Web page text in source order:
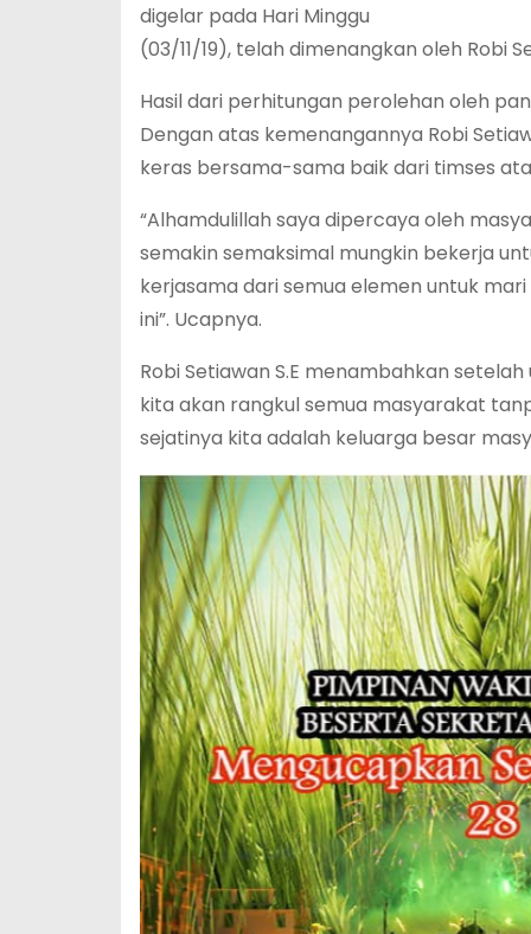
digelar pada Hari Minggu
(03/11/19), telah dimenangkan oleh Robi
Hasil dari perhitungan perolehan oleh
Dengan atas kemenangannya Robi
keras bersama-sama baik dari timses
“Alhamdulillah saya dipercaya oleh
semakin semaksimal mungkin bekerja
kerjasama dari semua elemen untuk
ini”. Ucapnya.
Robi Setiawan S.E menambahkan
kita akan rangkul semua masyarakat
sejatinya kita adalah keluarga besar